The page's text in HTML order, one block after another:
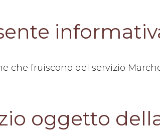
che fruiscono del servizio
oggetto